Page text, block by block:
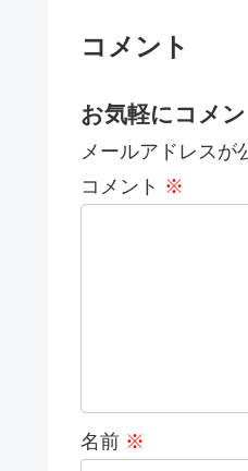
コメント
お気軽にコメ
メールアドレスが
コメント ※
名前 ※